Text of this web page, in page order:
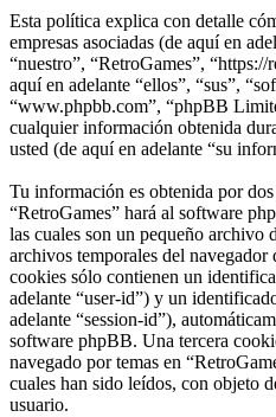
Esta política explica con detalle
empresas asociadas (de aquí en
“nuestro”, “RetroGames”,
aquí en adelante “ellos”, “sus”,
“www.phpbb.com”, “phpBB
cualquier información obtenida
usted (de aquí en adelante “su
Tu información es obtenida por
“RetroGames” hará al software
las cuales son un pequeño archivo
archivos temporales del navegador
cookies sólo contienen un
adelante “user-id”) y un
adelante “session-id”),
software phpBB. Una tercera
navegado por temas en
cuales han sido leídos, con objeto
usuario.